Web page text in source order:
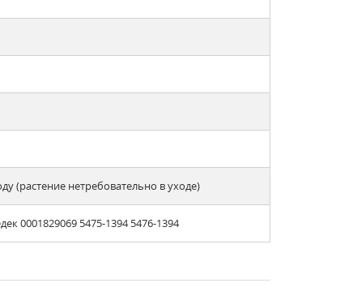
(растение нетребовательно в уходе)
0001829069 5475-1394 5476-1394